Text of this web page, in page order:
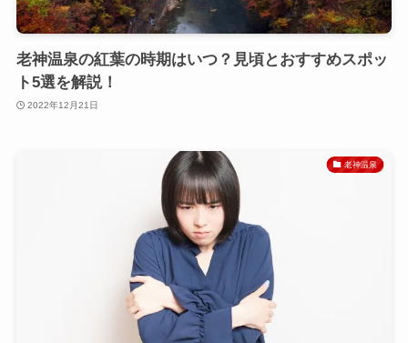
老神温泉の紅葉の時期はいつ？見頃とおすすめスポッ
ト5選を解説！
2022年12月21日
老神温泉